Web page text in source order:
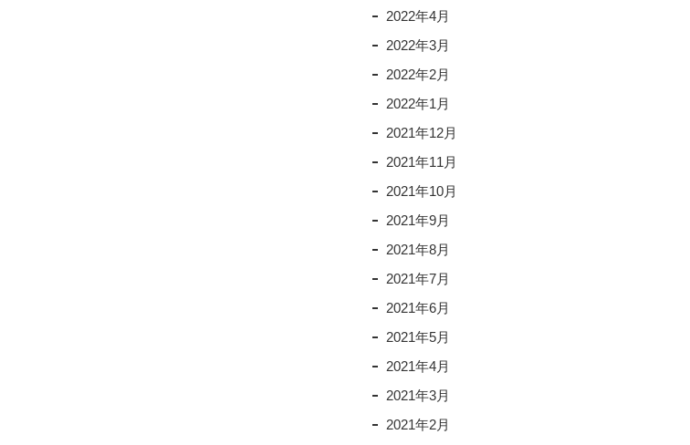
2022年4月
2022年3月
2022年2月
2022年1月
2021年12月
2021年11月
2021年10月
2021年9月
2021年8月
2021年7月
2021年6月
2021年5月
2021年4月
2021年3月
2021年2月